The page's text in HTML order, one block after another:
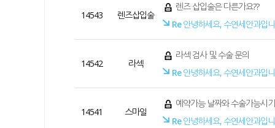
14543 렌즈삽입술
렌즈 삽입술은 다른가요??
Re안녕하세요, 수연세안과입
14542 라섹
라섹 검사 및 수술 문의
Re안녕하세요, 수연세안과입
14541 스마일
예약가능 날짜와 수술가능시기
Re안녕하세요, 수연세안과입